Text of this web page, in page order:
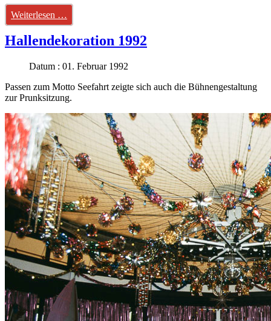
Weiterlesen …
Hallendekoration 1992
Datum : 01. Februar 1992
Passen zum Motto Seefahrt zeigte sich auch die Bühnengestaltung
zur Prunksitzung.